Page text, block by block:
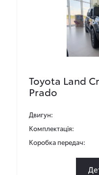
Toyota Land
Prado
Двигун:
Комплектація:
Коробка передач: